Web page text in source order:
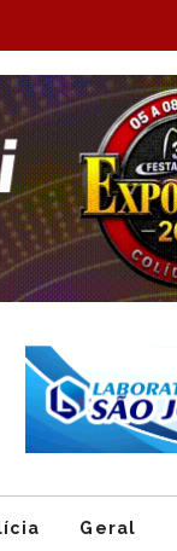
1
of
Geral